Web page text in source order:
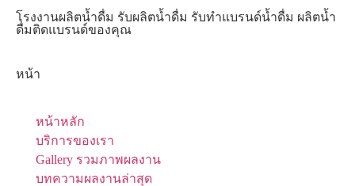
โรงงานผลิตน้ำดื่ม รับผลิตน้ำดื่ม รับทำแบรนด์น้ำดื่ม ผลิตน้ำ
ดื่มติดแบรนด์ของคุณ
หน้า
หน้าหลัก
บริการของเรา
Gallery รวมภาพผลงาน
บทความผลงานล่าสุด